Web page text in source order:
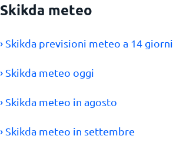
Skikda meteo
› Skikda previsioni meteo a 14 giorni
› Skikda meteo oggi
› Skikda meteo in agosto
› Skikda meteo in settembre